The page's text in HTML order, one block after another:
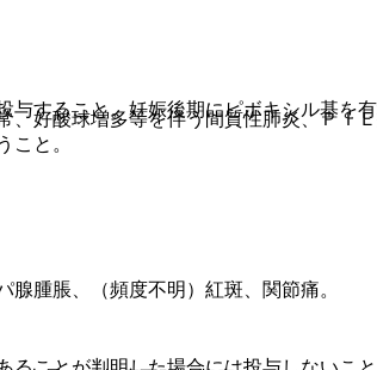
すること。妊娠後期にピボキシル基を
好酸球増多等を伴う間質性肺炎、ＰＩ
こと。
腫脹、（頻度不明）紅斑、関節痛。